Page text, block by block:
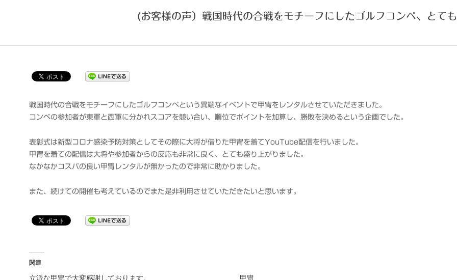
製
作
武
楽
衆
(お客様の声）戦国時代の合戦をモチーフにしたゴルフコンペ、とても
戦国時代の合戦をモチーフにしたゴルフコンペという異端なイベントで甲冑をレンタルさせていただきました。
コンペの参加者が東軍と西軍に分かれスコアを競い合い、順位でポイントを加算し、勝敗を決めるという企画でした。
表彰式は新型コロナ感染予防対策としてその際に大将が借りた甲冑を着てYouTube配信を行いました。
甲冑を着ての配信は大将や参加者からの反応も非常に良く、とても盛り上がりました。
なかなかコスパの良い甲冑レンタルが無かったので非常に助かりました。
また、続けての開催も考えているのでまた是非利用させていただきたいと思います。
関連
立派な甲冑で大変感謝しております。 甲冑